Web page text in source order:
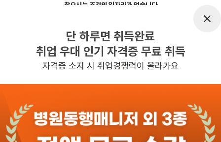
찾으시는 조건의 일자리가 없습니다
반경 3KM 이내의 일자리 확인하기
단 하루면 취득완료
취업 우대 인기 자격증 무료 취득
자격증 소지 시 취업경쟁력이 올라가요